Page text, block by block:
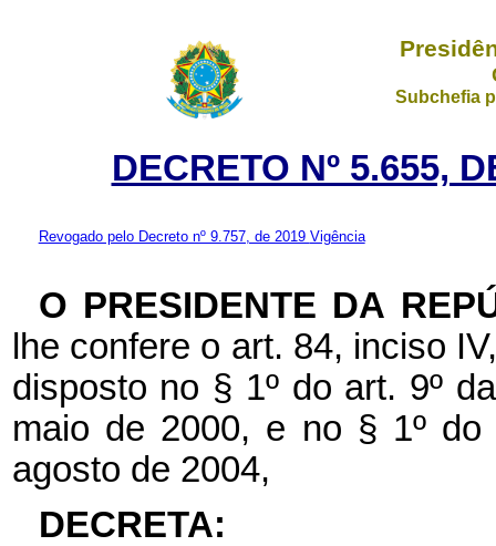
Subchefia
DECRETO Nº 5.655,
Revogado pelo Decreto nº 9.757, de 2019 Vigência
O PRESIDENTE DA
lhe confere o art. 84, inciso
disposto no § 1º do art. 9º
maio de 2000, e no § 1º
agosto de 2004,
DECRETA: